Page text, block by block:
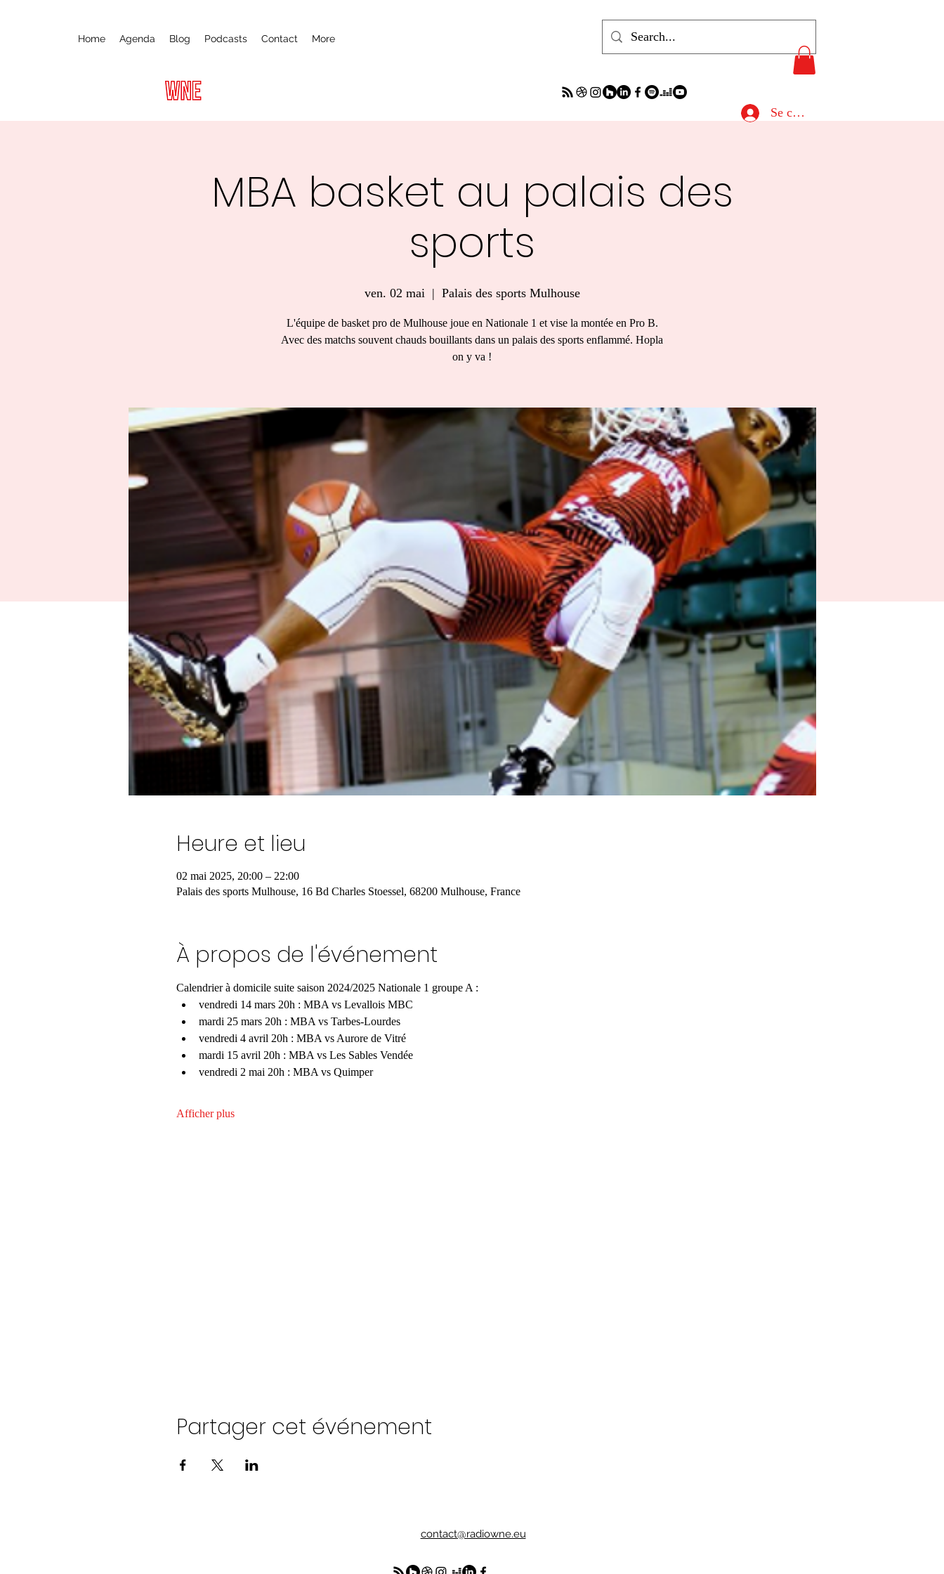
Home Agenda Blog Podcasts Contact More
Se connecter
MBA basket au palais des
sports
ven. 02 mai
  |
Palais des sports Mulhouse
L'équipe de basket pro de Mulhouse joue en Nationale 1 et vise la montée en Pro B.
Avec des matchs souvent chauds bouillants dans un palais des sports enflammé. Hopla
on y va !
Heure et lieu
02 mai 2025, 20:00 – 22:00
Palais des sports Mulhouse, 16 Bd Charles Stoessel, 68200 Mulhouse, France
À propos de l'événement
Calendrier à domicile suite saison 2024/2025 Nationale 1 groupe A :
vendredi 14 mars 20h : MBA vs Levallois MBC
mardi 25 mars 20h : MBA vs Tarbes-Lourdes
vendredi 4 avril 20h : MBA vs Aurore de Vitré
mardi 15 avril 20h : MBA vs Les Sables Vendée
vendredi 2 mai 20h : MBA vs Quimper
Afficher plus
Partager cet événement
contact@radiowne.eu